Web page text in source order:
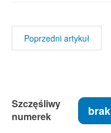
Poprzedni artykuł
Szczęśliwy
numerek
brak